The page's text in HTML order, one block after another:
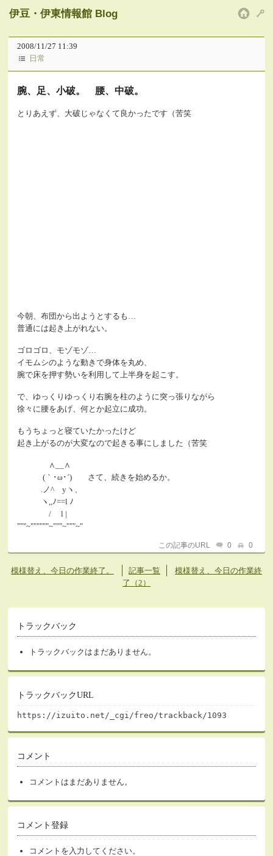
伊豆・伊東情報館 Blog
2008/11/27 11:39
日常
腕、足、小破。 腰、中破。
とりあえず、大破じゃなくて良かったです（苦笑
今朝、布団から出ようとするも…
普通には起き上がれない。
ゴロゴロ、モゾモゾ…
イモムシのような動きで身体を丸め、
腕で床を押す勢いを利用して上半身を起こす。
で、ゆっくりゆっくり右腕を柱のように突っ張りながら
徐々に腰をあげ、何とか起立に成功。
もうちょっと寝ていたかったけど
起き上がるのが大変なので起きる事にしました（苦笑
∧__∧
(｀･ω･´) さて、続きを始めるか。
.ノ^ yヽ、
ヽ,,ﾉ==l ﾉ
/ l |
"""~""""""~"""~"""~"
この記事のURL 0 0
模様替え、今日の作業終了。 記事一覧
模様替え、今日の作業終
了（2）
トラックバック
トラックバックはまだありません。
トラックバックURL
https://izuito.net/_cgi/freo/trackback/1093
コメント
コメントはまだありません。
コメント登録
コメントを入力してください。